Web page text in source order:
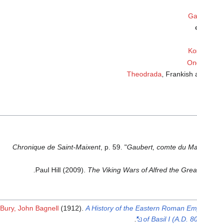
Theodrada ,
Chronique de Saint-Maixent, p. 59. "Gaubert, comte du
Paul Hill (2009). The Viking Wars of Alfred the
Bury, John Bagnell(1912). A History of the Eastern Roman
of Basil I (A.D.